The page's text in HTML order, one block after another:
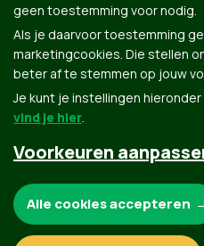
Groen.be
Contact
geen toestemming voor nodig.
Als je daarvoor toestemming
marketingcookies. Die stellen
beter af te stemmen op jouw
Je kunt je instellingen
vind je hier.
Voorkeuren
Alle cookies accepteren